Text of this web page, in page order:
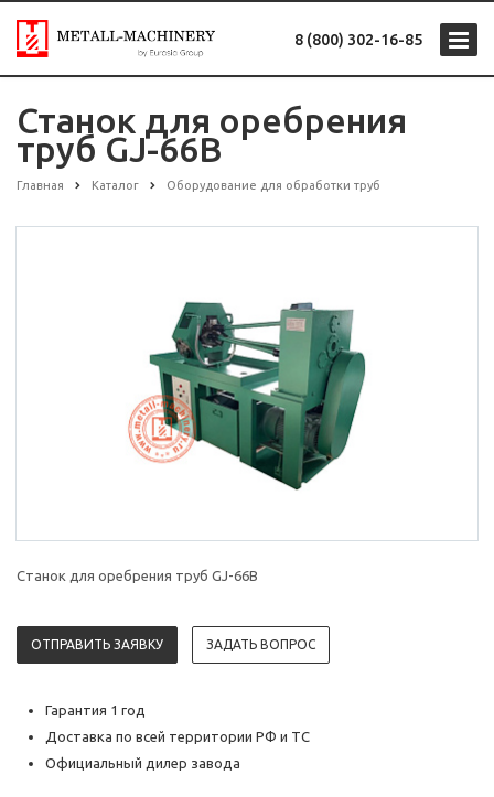
8 (800) 302-16-85
Станок для оребрения
труб GJ-66B
Главная Каталог Оборудование для обработки труб
Станок для оребрения труб GJ-66B
ОТПРАВИТЬ ЗАЯВКУ ЗАДАТЬ ВОПРОС
Гарантия 1 год
Доставка по всей территории РФ и ТС
Официальный дилер завода